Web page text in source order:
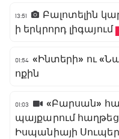
13:51
Բալոտելին
ի երկրորդ լիգայում
01:54 «Ինտերի» ու
ոքին
01:03
«Բարսան»
պայքարում
Իսպանիայի